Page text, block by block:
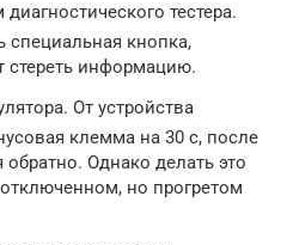
тестера.
специальная кнопка,
стереть информацию.
От устройства
клемма на 30 с, после
обратно. Однако делать это
но прогретом